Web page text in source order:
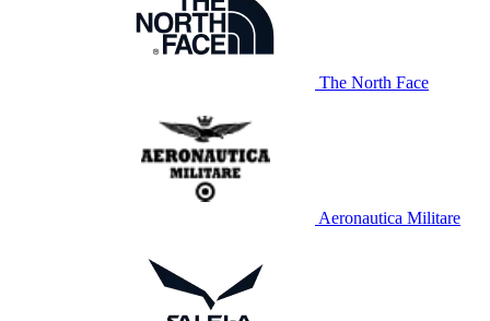
The North Face
Aeronautica Militare